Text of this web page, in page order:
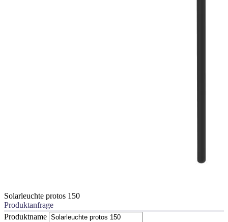
Solarleuchte protos 150
Produktanfrage
Produktname